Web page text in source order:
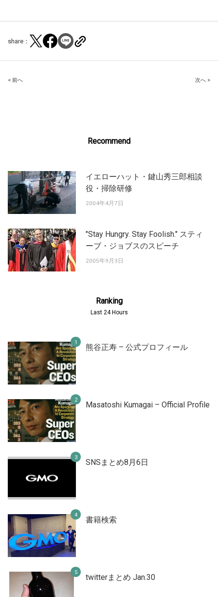
share：
Post
< 前へ 次へ >
Recommend
イエローハット・鍵山秀三郎相談
役・掃除研修
2004年4月7日
"Stay Hungry. Stay Foolish." スティ
ーブ・ジョブスのスピーチ
2005年9月3日
Ranking
Last 24 Hours
熊谷正寿 – 公式プロフィール
Masatoshi Kumagai – Official Profile
SNSまとめ8月6日
書籍検索
twitterまとめ Jan.30